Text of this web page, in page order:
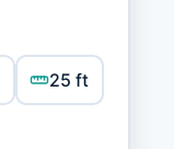
25 ft